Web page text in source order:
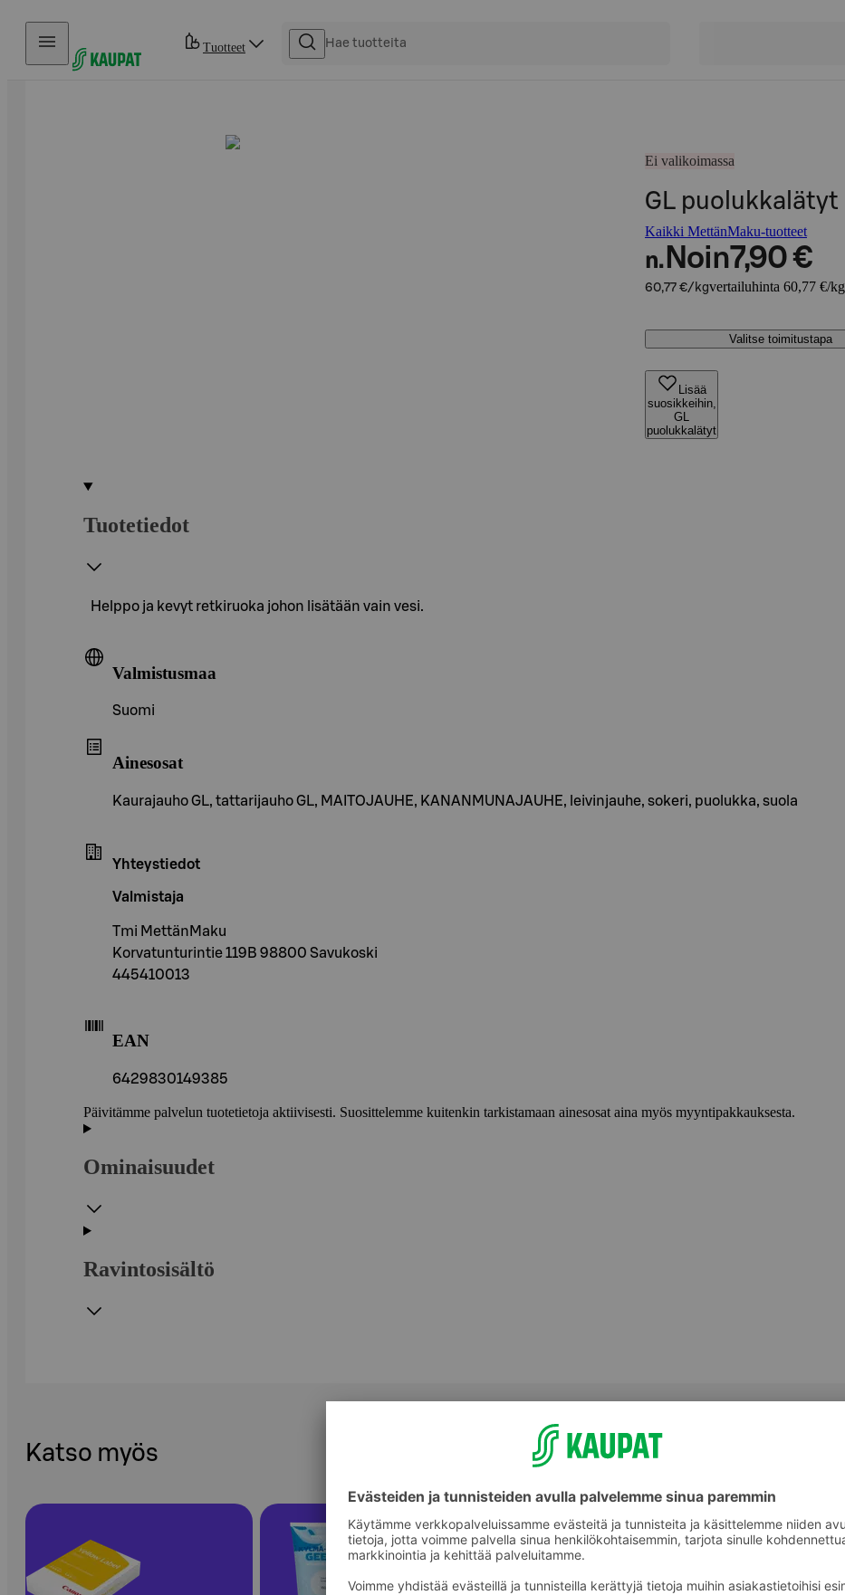
Hyppää sisältöön
Tuotteet
Ei valikoimassa
GL puolukkalätyt
Kaikki MettänMaku-tuotteet
n. Noin7,90 €
60,77 €/kgvertailuhinta 60,77 €/kg
Valitse toimitustapa
Lisää
suosikkeihin,
GL
puolukkalätyt
Tuotetiedot
Helppo ja kevyt retkiruoka johon lisätään vain vesi.
Valmistusmaa
Suomi
Ainesosat
Kaurajauho GL, tattarijauho GL, MAITOJAUHE, KANANMUNAJAUHE, leivinjauhe, sokeri, puolukka, suola
Yhteystiedot
Valmistaja
Tmi MettänMaku
Korvatunturintie 119B 98800 Savukoski
445410013
EAN
6429830149385
Päivitämme palvelun tuotetietoja aktiivisesti. Suosittelemme kuitenkin tarkistamaan ainesosat aina myös myyntipakkauksesta.
Ominaisuudet
Ravintosisältö
Katso myös